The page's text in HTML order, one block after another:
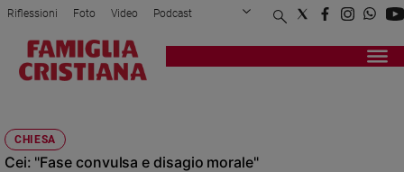
Attualità
Politica
Mondo
Riflessioni Foto Video Podcast
Privacy Policy Chi siamo
Registrati Redazione
CHIESA
Cei: "Fase convulsa e disagio morale"